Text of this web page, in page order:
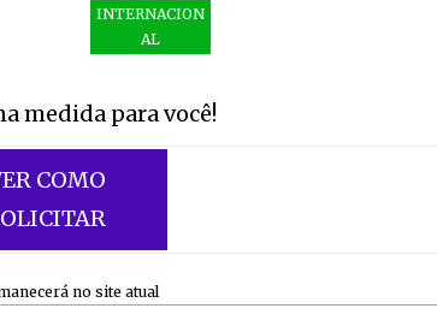
INTERNACION
AL
medida para você!
COMO
no site atual